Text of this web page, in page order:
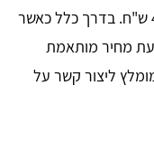
של כמה מטרים), הטווח נע בין 200 - 400 ש"ח. בדרך כלל כאשר
מחיר מותאמת
ליצור קשר על